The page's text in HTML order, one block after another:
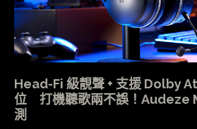
Head-Fi 級靚聲 + 支援 Dolby
位 打機聽歌兩不誤！Audeze
測